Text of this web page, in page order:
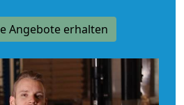
Angebote erhalten